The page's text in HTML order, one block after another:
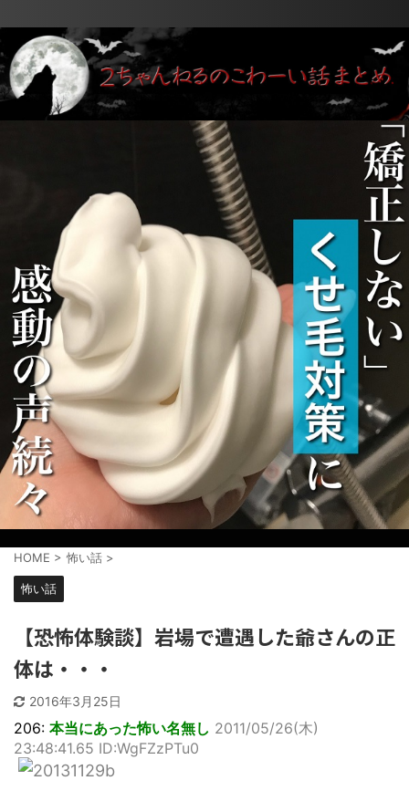
HOME > 怖い話 >
怖い話
【恐怖体験談】岩場で遭遇した爺さんの正
体は・・・
2016年3月25日
206: 本当にあった怖い名無し 2011/05/26(木)
23:48:41.65 ID:WgFZzPTu0